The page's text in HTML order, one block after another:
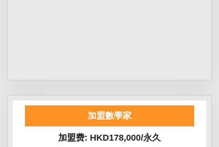
加盟數學家
加盟费: HKD178,000/永久